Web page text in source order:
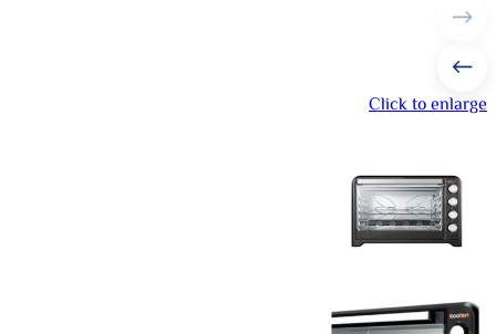
Click to enlarge